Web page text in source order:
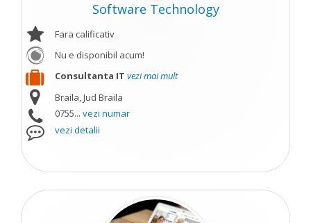
Software Technology
Fara calificativ
Nu e disponibil acum!
Consultanta IT vezi mai mult
Braila, Jud Braila
0755... vezi numar
vezi detalii